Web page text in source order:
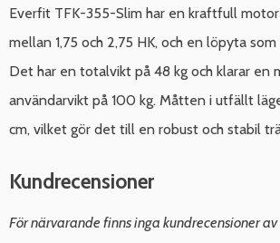
Everfit TFK-355-Slim har en kraftfull
mellan 1,75 och 2,75 HK, och en löpyta
Det har en totalvikt på 48 kg och klarar en
användarvikt på 100 kg. Måtten i utfällt
cm, vilket gör det till en robust och stabil
Kundrecensioner
För närvarande finns inga kundrecensioner